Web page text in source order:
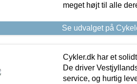
meget højt til alle
Se udvalget på
Cykler.dk har et
De driver
service, og hurtig